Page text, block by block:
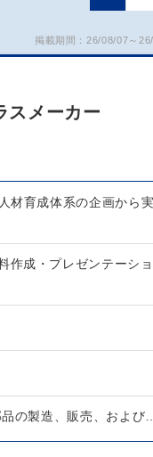
掲載期間：26/08/07～
スメーカー
材育成体系の企画から実
作成・プレゼンテーショ
の製造、販売、および…